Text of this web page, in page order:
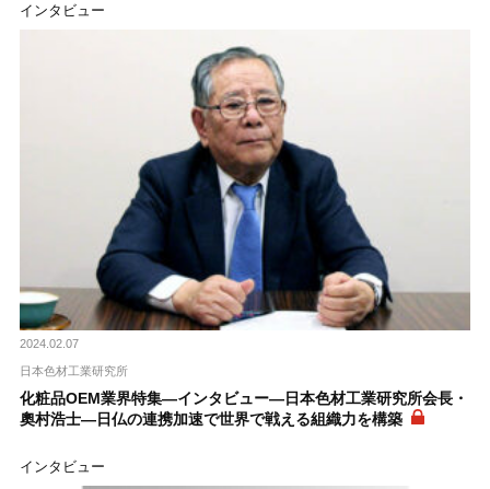
インタビュー
2024.02.07
日本色材工業研究所
化粧品OEM業界特集―インタビュー―日本色材工業研究所会長・
奧村浩士―日仏の連携加速で世界で戦える組織力を構築
インタビュー